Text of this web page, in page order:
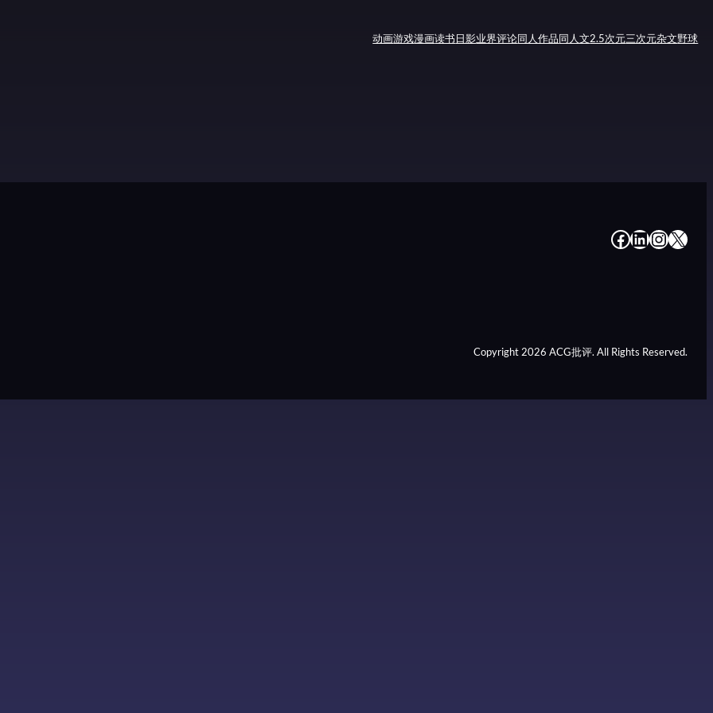
动画游戏漫画读书日影业界评论同人作品同人文2.5次元三次元杂文野球
# # # #
Copyright 2026 ACG批评. All Rights Reserved.